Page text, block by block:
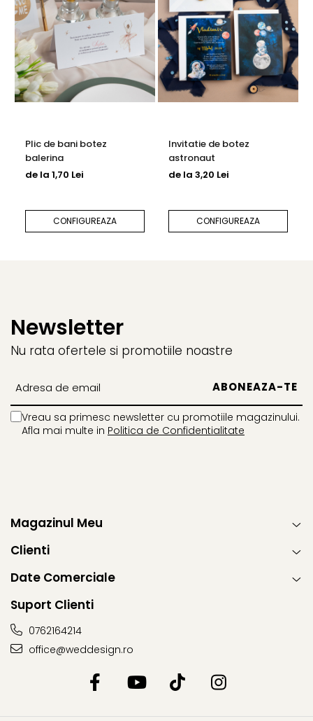
Plic de bani botez
balerina
de la 1,70 Lei
CONFIGUREAZA
Invitatie de botez
astronaut
de la 3,20 Lei
CONFIGUREAZA
Newsletter
Nu rata ofertele si promotiile noastre
Vreau sa primesc newsletter cu promotiile magazinului.
Afla mai multe in Politica de Confidentialitate
Magazinul Meu
Clienti
Date Comerciale
Suport Clienti
0762164214
office@weddesign.ro